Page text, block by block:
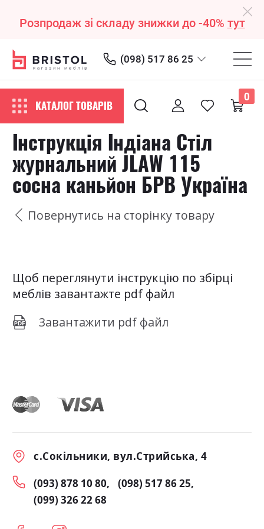
Розпродаж зі складу знижки до -40% тут
(098) 517 86 25
КАТАЛОГ ТОВАРІВ
0
Інструкція Індіана Стіл
журнальний JLAW 115
сосна каньйон БРВ Україна
Повернутись на сторінку товару
Щоб переглянути інструкцію по збірці
меблів завантажте pdf файл
Завантажити pdf файл
с.Сокільники, вул.Стрийська, 4
(093) 878 10 80
(098) 517 86 25
(099) 326 22 68